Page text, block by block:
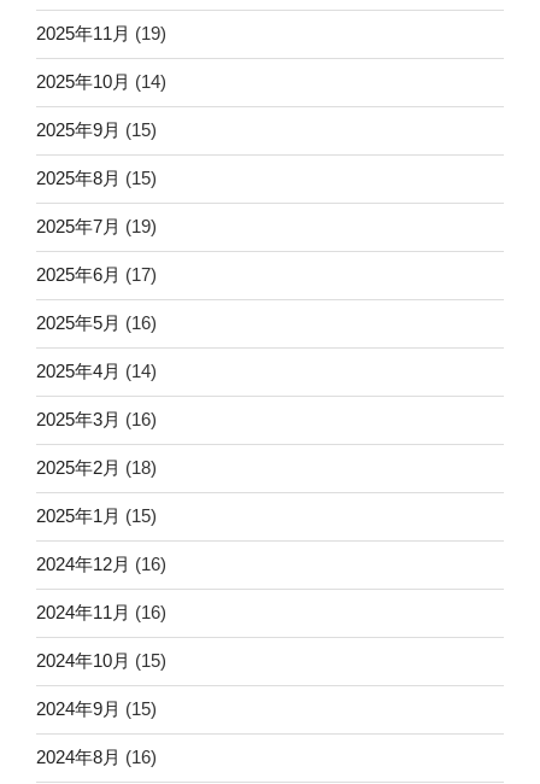
2025年11月 (19)
2025年10月 (14)
2025年9月 (15)
2025年8月 (15)
2025年7月 (19)
2025年6月 (17)
2025年5月 (16)
2025年4月 (14)
2025年3月 (16)
2025年2月 (18)
2025年1月 (15)
2024年12月 (16)
2024年11月 (16)
2024年10月 (15)
2024年9月 (15)
2024年8月 (16)